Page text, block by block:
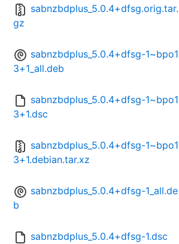
sabnzbdplus_5.0.4+dfsg.orig.tar.
gz
sabnzbdplus_5.0.4+dfsg-1~bpo1
3+1_all.deb
sabnzbdplus_5.0.4+dfsg-1~bpo1
3+1.dsc
sabnzbdplus_5.0.4+dfsg-1~bpo1
3+1.debian.tar.xz
sabnzbdplus_5.0.4+dfsg-1_all.de
b
sabnzbdplus_5.0.4+dfsg-1.dsc